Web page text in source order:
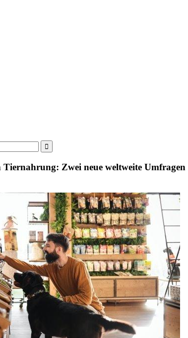
– Europa investiert Milliarden in Wasserstoff – doch
Lernen trifft Gehirnforschung
und Wiesenpieper
Zwei neue weltweite